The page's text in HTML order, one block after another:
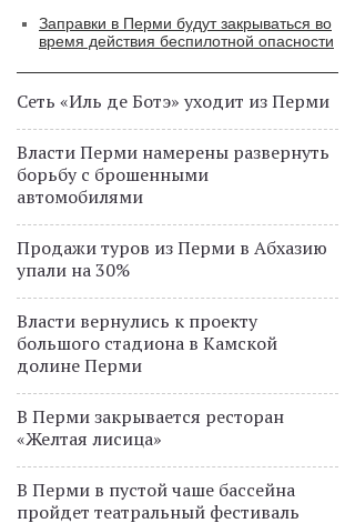
Заправки в Перми будут закрываться во
время действия беспилотной опасности
Сеть «Иль де Ботэ» уходит из Перми
Власти Перми намерены развернуть
борьбу с брошенными
автомобилями
Продажи туров из Перми в Абхазию
упали на 30%
Власти вернулись к проекту
большого стадиона в Камской
долине Перми
В Перми закрывается ресторан
«Желтая лисица»
В Перми в пустой чаше бассейна
пройдет театральный фестиваль